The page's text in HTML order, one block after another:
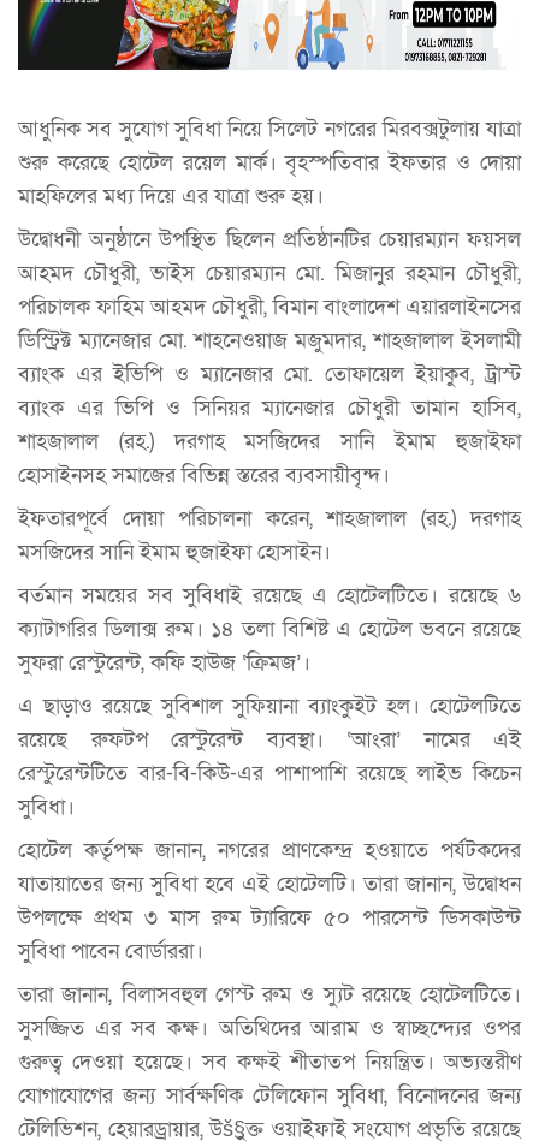
আধুনিক সব সুযোগ সুবিধা নিয়ে সিলেট নগরের মিরবক্সটুলায় যাত্রা
শুরু করেছে হোটেল রয়েল মার্ক। বৃহস্পতিবার ইফতার ও দোয়া
মাহফিলের মধ্য দিয়ে এর যাত্রা শুরু হয়।
উদ্বোধনী অনুষ্ঠানে উপস্থিত ছিলেন প্রতিষ্ঠানটির চেয়ারম্যান ফয়সল
আহমদ চৌধুরী, ভাইস চেয়ারম্যান মো. মিজানুর রহমান চৌধুরী,
পরিচালক ফাহিম আহমদ চৌধুরী, বিমান বাংলাদেশ এয়ারলাইনসের
ডিস্ট্রিক্ট ম্যানেজার মো. শাহনেওয়াজ মজুমদার, শাহজালাল ইসলামী
ব্যাংক এর ইভিপি ও ম্যানেজার মো. তোফায়েল ইয়াকুব, ট্রাস্ট
ব্যাংক এর ভিপি ও সিনিয়র ম্যানেজার চৌধুরী তামান হাসিব,
শাহজালাল (রহ.) দরগাহ মসজিদের সানি ইমাম হুজাইফা
হোসাইনসহ সমাজের বিভিন্ন স্তরের ব্যবসায়ীবৃন্দ।
ইফতারপূর্বে দোয়া পরিচালনা করেন, শাহজালাল (রহ.) দরগাহ
মসজিদের সানি ইমাম হুজাইফা হোসাইন।
বর্তমান সময়ের সব সুবিধাই রয়েছে এ হোটেলটিতে। রয়েছে ৬
ক্যাটাগরির ডিলাক্স রুম। ১৪ তলা বিশিষ্ট এ হোটেল ভবনে রয়েছে
সুফরা রেস্টুরেন্ট, কফি হাউজ ‘ক্রিমজ’।
এ ছাড়াও রয়েছে সুবিশাল সুফিয়ানা ব্যাংকুইট হল। হোটেলটিতে
রয়েছে রুফটপ রেস্টুরেন্ট ব্যবস্থা। ‘আংরা’ নামের এই
রেস্টুরেন্টটিতে বার-বি-কিউ-এর পাশাপাশি রয়েছে লাইভ কিচেন
সুবিধা।
হোটেল কর্তৃপক্ষ জানান, নগরের প্রাণকেন্দ্র হওয়াতে পর্যটকদের
যাতায়াতের জন্য সুবিধা হবে এই হোটেলটি। তারা জানান, উদ্বোধন
উপলক্ষে প্রথম ৩ মাস রুম ট্যারিফে ৫০ পারসেন্ট ডিসকাউন্ট
সুবিধা পাবেন বোর্ডাররা।
তারা জানান, বিলাসবহুল গেস্ট রুম ও স্যুট রয়েছে হোটেলটিতে।
সুসজ্জিত এর সব কক্ষ। অতিথিদের আরাম ও স্বাচ্ছন্দ্যের ওপর
গুরুত্ব দেওয়া হয়েছে। সব কক্ষই শীতাতপ নিয়ন্ত্রিত। অভ্যন্তরীণ
যোগাযোগের জন্য সার্বক্ষণিক টেলিফোন সুবিধা, বিনোদনের জন্য
টেলিভিশন, হেয়ারড্রায়ার, উš§ুক্ত ওয়াইফাই সংযোগ প্রভৃতি রয়েছে